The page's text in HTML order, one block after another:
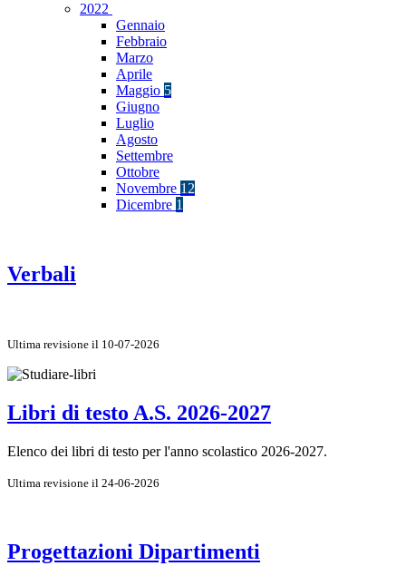
2022
Gennaio
Febbraio
Marzo
Aprile
Maggio 5
Giugno
Luglio
Agosto
Settembre
Ottobre
Novembre 12
Dicembre 1
Verbali
Ultima revisione il 10-07-2026
Libri di testo A.S. 2026-2027
Elenco dei libri di testo per l'anno scolastico 2026-2027.
Ultima revisione il 24-06-2026
Progettazioni Dipartimenti